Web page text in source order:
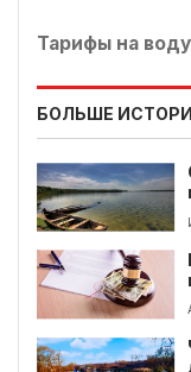
Тарифы на воду
БОЛЬШЕ